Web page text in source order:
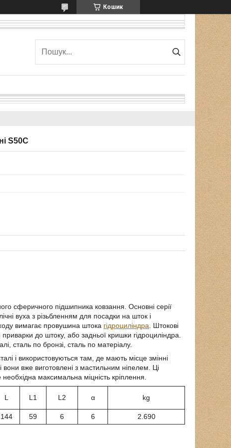
Кошик
S50C
сферичного підшипника ковзання. Основні серії
вуха з різьбленням для посадки на шток і
вимагає провушина штока гідроциліндра . Штокові
до штоку, або задньої кришки гідроциліндра.
сталь по бронзі, сталь по матеріалу.
і використовуються там, де мають місце змінні
вже виготовлені з мастильним ніпелем. Ці
максимальна міцність кріплення.
L L1 L2 α kg
144 59 6 6 2.690